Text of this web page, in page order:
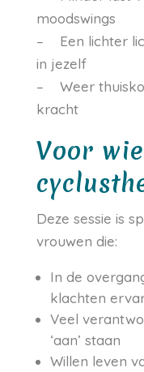
moodswings
– Een lichter
in jezelf
– Weer
kracht
Voor
Deze sessie is
vrouwen die:
In de
klachten
Veel
‘aan’ staan
Willen leven